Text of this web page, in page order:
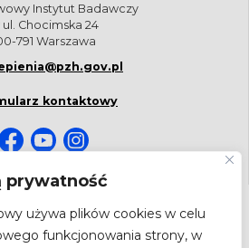
prywatność
używa plików cookies w celu
funkcjonowania strony, w
Instytut Badawczy
ul. Chocimska 24
791 Warszawa
kontaktowy
NEWSLETTER
Zapisz się do newslettera.